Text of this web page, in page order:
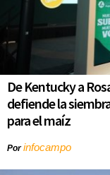
De Kentucky a
defiende la
para el maíz
Porinfocampo